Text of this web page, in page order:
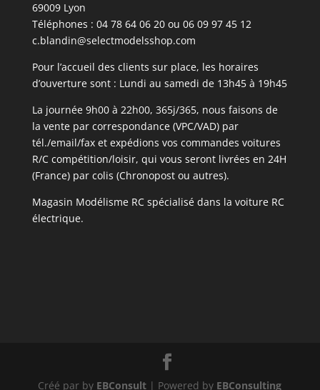
69009 Lyon
Téléphones : 04 78 64 06 20 ou 06 09 97 45 12
c.blandin@selectmodelsshop.com
Pour l’accueil des clients sur place, les horaires
d’ouverture sont : Lundi au samedi de 13h45 à 19h45
La journée 9h00 à 22h00, 365j/365, nous faisons de
la vente par correspondance (VPC/VAD) par
tél./email/fax et expédions vos commandes voitures
R/C compétition/loisir, qui vous seront livrées en 24H
(France) par colis (Chronopost ou autres).
Magasin Modélisme RC spécialisé dans la voiture RC
électrique.
Créé par by EBConsult | Powered by EBConsulting